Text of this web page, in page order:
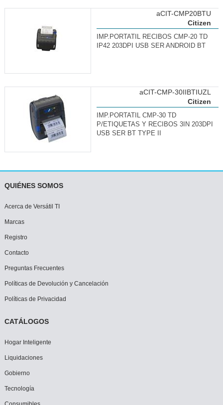
Citizen
aCIT-CMP20BTU
IMP.PORTATIL RECIBOS CMP-20 TD
IP42 203DPI USB SER ANDROID BT
Citizen
aCIT-CMP-30IIBTIUZL
IMP.PORTATIL CMP-30 TD
P/ETIQUETAS Y RECIBOS 3IN 203DPI
USB SER BT TYPE II
QUIÉNES SOMOS
Acerca de Versátil TI
Marcas
Registro
Contacto
Preguntas Frecuentes
Políticas de Devolución y Cancelación
Políticas de Privacidad
CATÁLOGOS
Hogar Inteligente
Liquidaciones
Gobierno
Tecnología